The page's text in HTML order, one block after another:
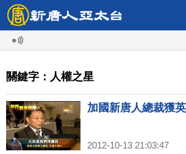
關鍵字：人權之星
加國新唐人總裁獲
2012-10-13 21:03:47